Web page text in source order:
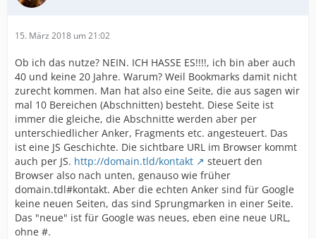
15. März 2018 um 21:02
Ob ich das nutze? NEIN. ICH HASSE ES!!!!, ich bin aber auch
40 und keine 20 Jahre. Warum? Weil Bookmarks damit nicht
zurecht kommen. Man hat also eine Seite, die aus sagen wir
mal 10 Bereichen (Abschnitten) besteht. Diese Seite ist
immer die gleiche, die Abschnitte werden aber per
unterschiedlicher Anker, Fragments etc. angesteuert. Das
ist eine JS Geschichte. Die sichtbare URL im Browser kommt
auch per JS. http://domain.tld/kontakt
steuert den
Browser also nach unten, genauso wie früher
domain.tdl#kontakt. Aber die echten Anker sind für Google
keine neuen Seiten, das sind Sprungmarken in einer Seite.
Das "neue" ist für Google was neues, eben eine neue URL,
ohne #.